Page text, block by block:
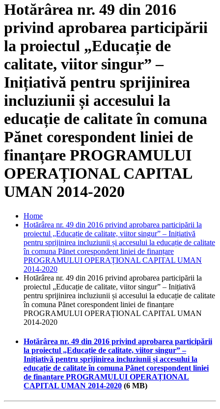
Hotărârea nr. 49 din 2016
privind aprobarea participării
la proiectul „Educație de
calitate, viitor singur” –
Inițiativă pentru sprijinirea
incluziunii și accesului la
educație de calitate în comuna
Pănet corespondent liniei de
finanțare PROGRAMULUI
OPERAȚIONAL CAPITAL
UMAN 2014-2020
Home
Hotărârea nr. 49 din 2016 privind aprobarea participării la
proiectul „Educație de calitate, viitor singur” – Inițiativă
pentru sprijinirea incluziunii și accesului la educație de calitate
în comuna Pănet corespondent liniei de finanțare
PROGRAMULUI OPERAȚIONAL CAPITAL UMAN
2014-2020
Hotărârea nr. 49 din 2016 privind aprobarea participării la
proiectul „Educație de calitate, viitor singur” – Inițiativă
pentru sprijinirea incluziunii și accesului la educație de calitate
în comuna Pănet corespondent liniei de finanțare
PROGRAMULUI OPERAȚIONAL CAPITAL UMAN
2014-2020
Hotărârea nr. 49 din 2016 privind aprobarea participării
la proiectul „Educație de calitate, viitor singur” –
Inițiativă pentru sprijinirea incluziunii și accesului la
educație de calitate în comuna Pănet corespondent liniei
de finanțare PROGRAMULUI OPERAȚIONAL
CAPITAL UMAN 2014-2020 (6 MB)